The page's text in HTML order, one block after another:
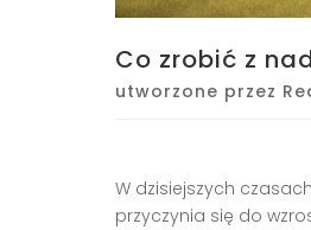
Co zrobić z
utworzone przez
W dzisiejszych
przyczynia się do